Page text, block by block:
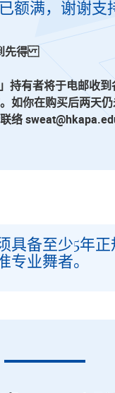
额满，谢谢支
先得
持有者将于电邮收
如你在购买后两天
络
具备至少5年正
专业舞者。